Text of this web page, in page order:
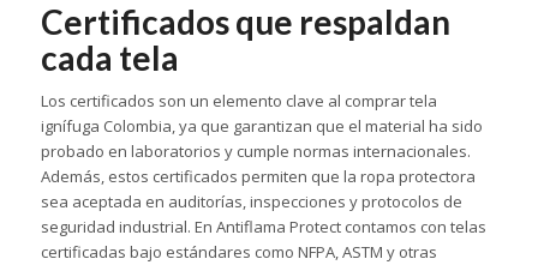
Certificados que respaldan
cada tela
Los certificados son un elemento clave al comprar tela
ignífuga Colombia, ya que garantizan que el material ha sido
probado en laboratorios y cumple normas internacionales.
Además, estos certificados permiten que la ropa protectora
sea aceptada en auditorías, inspecciones y protocolos de
seguridad industrial. En Antiflama Protect contamos con telas
certificadas bajo estándares como NFPA, ASTM y otras